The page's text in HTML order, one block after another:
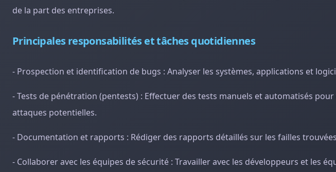
de la part des entreprises.
Principales responsabilités et tâches quotidiennes
- Prospection et identification de bugs : Analyser les systèmes, applications et
- Tests de pénétration (pentests) : Effectuer des tests manuels et automatisés
attaques potentielles.
- Documentation et rapports : Rédiger des rapports détaillés sur les failles
- Collaborer avec les équipes de sécurité : Travailler avec les développeurs et les